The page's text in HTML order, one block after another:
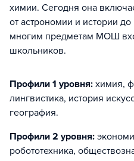
химии. Сегодня она
от астрономии и истории
многим предметам МОШ
школьников.
Профили 1 уровня: химия,
лингвистика, история
география.
Профили 2 уровня:
робототехника,